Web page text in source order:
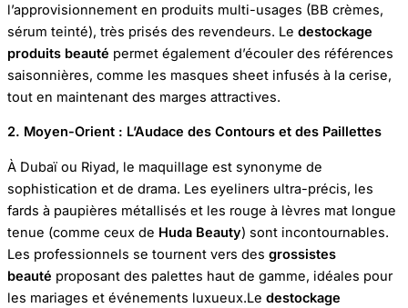
l’approvisionnement en produits multi-usages (BB crèmes,
sérum teinté), très prisés des revendeurs. Le destockage
produits beauté permet également d’écouler des références
saisonnières, comme les masques sheet infusés à la cerise,
tout en maintenant des marges attractives.
2. Moyen-Orient : L’Audace des Contours et des Paillettes
À Dubaï ou Riyad, le maquillage est synonyme de
sophistication et de drama. Les eyeliners ultra-précis, les
fards à paupières métallisés et les rouge à lèvres mat longue
tenue (comme ceux de Huda Beauty) sont incontournables.
Les professionnels se tournent vers des grossistes
beauté proposant des palettes haut de gamme, idéales pour
les mariages et événements luxueux.Le destockage